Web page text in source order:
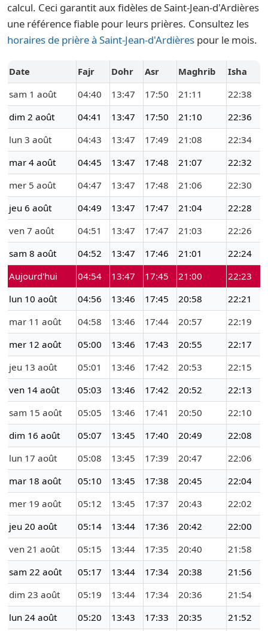
calcul. Ceci garantit aux fidèles de Saint-Jean-d'Ardières
une référence fiable pour leurs prières. Consultez les
horaires de prière à Saint-Jean-d'Ardières pour le mois.
Date Fajr Dohr Asr Maghrib
Isha
sam 1 août
04:40 13:47 17:50 21:11
22:38
dim 2 août
04:41 13:47 17:50 21:10
22:36
lun 3 août
04:43 13:47 17:49 21:08
22:34
mar 4 août
04:45 13:47 17:48 21:07
22:32
mer 5 août
04:47 13:47 17:48 21:06
22:30
jeu 6 août
04:49 13:47 17:47 21:04
22:28
ven 7 août
04:51 13:47 17:47 21:03
22:26
sam 8 août
04:52 13:47 17:46 21:01
22:24
Aujourd'hui
04:54 13:47 17:45 21:00
22:23
lun 10 août
04:56 13:46 17:45 20:58
22:21
mar 11 août
04:58 13:46 17:44 20:57
22:19
mer 12 août
05:00 13:46 17:43 20:55
22:17
jeu 13 août
05:01 13:46 17:42 20:53
22:15
ven 14 août
05:03 13:46 17:42 20:52
22:13
sam 15 août
05:05 13:46 17:41 20:50
22:10
dim 16 août
05:07 13:45 17:40 20:49
22:08
lun 17 août
05:08 13:45 17:39 20:47
22:06
mar 18 août
05:10 13:45 17:38 20:45
22:04
mer 19 août
05:12 13:45 17:37 20:43
22:02
jeu 20 août
05:14 13:44 17:36 20:42
22:00
ven 21 août
05:15 13:44 17:35 20:40
21:58
sam 22 août
05:17 13:44 17:34 20:38
21:56
dim 23 août
05:19 13:44 17:34 20:36
21:54
lun 24 août
05:20 13:43 17:33 20:35 21:52